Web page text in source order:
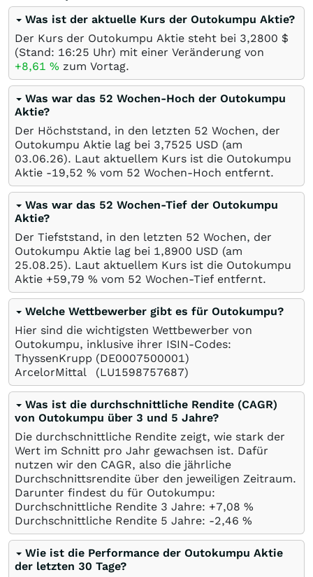
Was ist der aktuelle Kurs der Outokumpu Aktie?
Der Kurs der Outokumpu Aktie steht bei 3,2800 $
(Stand: 16:25 Uhr) mit einer Veränderung von
+8,61 % zum Vortag.
Was war das 52 Wochen-Hoch der Outokumpu
Aktie?
Der Höchststand, in den letzten 52 Wochen, der
Outokumpu Aktie lag bei 3,7525 USD (am
03.06.26). Laut aktuellem Kurs ist die Outokumpu
Aktie -19,52 % vom 52 Wochen-Hoch entfernt.
Was war das 52 Wochen-Tief der Outokumpu
Aktie?
Der Tiefststand, in den letzten 52 Wochen, der
Outokumpu Aktie lag bei 1,8900 USD (am
25.08.25). Laut aktuellem Kurs ist die Outokumpu
Aktie +59,79 % vom 52 Wochen-Tief entfernt.
Welche Wettbewerber gibt es für Outokumpu?
Hier sind die wichtigsten Wettbewerber von
Outokumpu, inklusive ihrer ISIN-Codes:
ThyssenKrupp (DE0007500001)
ArcelorMittal
(LU1598757687)
Was ist die durchschnittliche Rendite (CAGR)
von Outokumpu über 3 und 5 Jahre?
Die durchschnittliche Rendite zeigt, wie stark der
Wert im Schnitt pro Jahr gewachsen ist. Dafür
nutzen wir den CAGR, also die jährliche
Durchschnittsrendite über den jeweiligen Zeitraum.
Darunter findest du für Outokumpu:
Durchschnittliche Rendite 3 Jahre: +7,08 %
Durchschnittliche Rendite 5 Jahre: -2,46 %
Wie ist die Performance der Outokumpu Aktie
der letzten 30 Tage?